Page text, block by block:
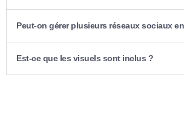
Peut-on gérer plusieurs réseaux sociaux
Est-ce que les visuels sont inclus ?